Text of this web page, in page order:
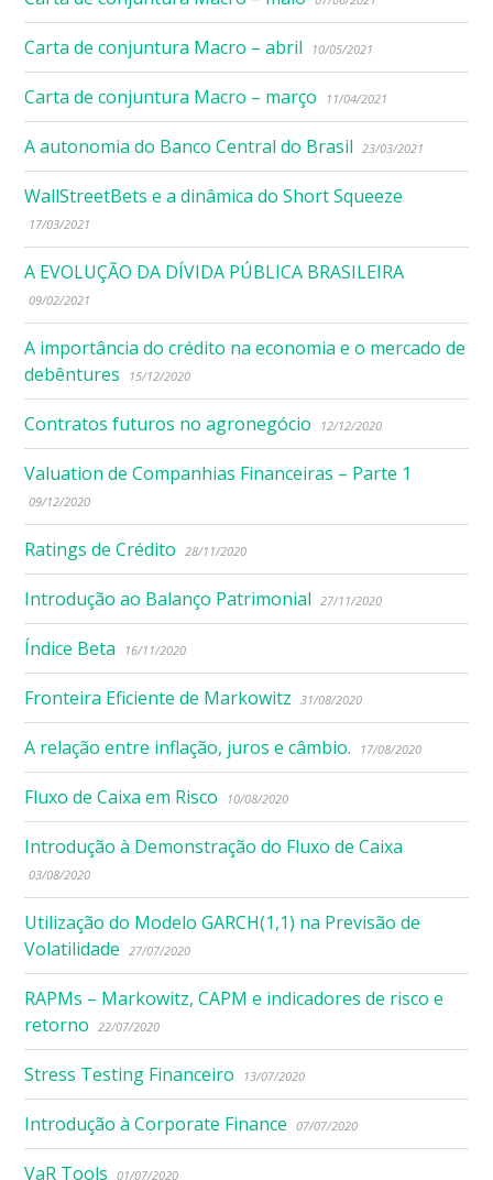
Carta de conjuntura Macro – abril 10/05/2021
Carta de conjuntura Macro – março 11/04/2021
A autonomia do Banco Central do Brasil 23/03/2021
WallStreetBets e a dinâmica do Short Squeeze
17/03/2021
A EVOLUÇÃO DA DÍVIDA PÚBLICA BRASILEIRA
09/02/2021
A importância do crédito na economia e o mercado de
debêntures
15/12/2020
Contratos futuros no agronegócio 12/12/2020
Valuation de Companhias Financeiras – Parte 1
09/12/2020
Ratings de Crédito 28/11/2020
Introdução ao Balanço Patrimonial 27/11/2020
Índice Beta 16/11/2020
Fronteira Eficiente de Markowitz 31/08/2020
A relação entre inflação, juros e câmbio. 17/08/2020
Fluxo de Caixa em Risco 10/08/2020
Introdução à Demonstração do Fluxo de Caixa
03/08/2020
Utilização do Modelo GARCH(1,1) na Previsão de
Volatilidade
27/07/2020
RAPMs – Markowitz, CAPM e indicadores de risco e
retorno
22/07/2020
Stress Testing Financeiro 13/07/2020
Introdução à Corporate Finance 07/07/2020
VaR Tools 01/07/2020